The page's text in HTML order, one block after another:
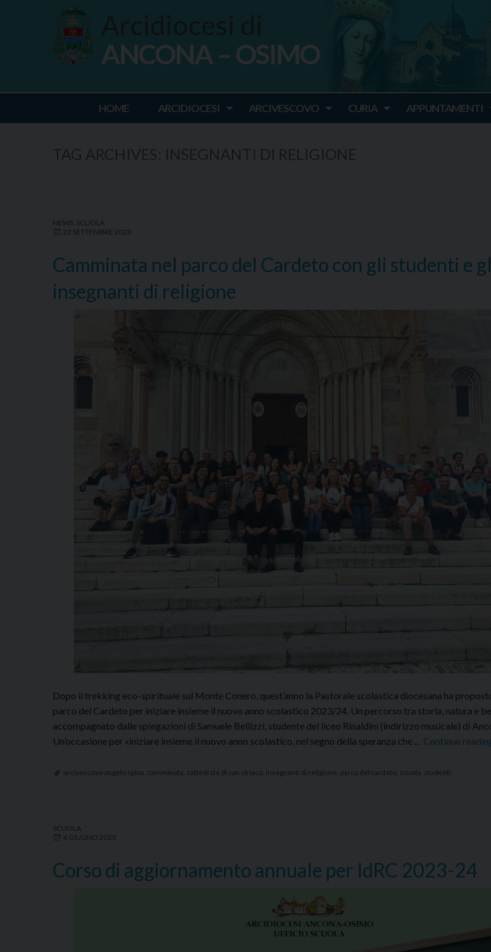
Ancona Osimo
ANCONA – OSIMO
HOME ARCIDIOCESI ARCIVESCOVO CURIA APPUNTAMENTI
NEWS SCUOLA
23 SETTEMBRE 2023
Camminata nel parco del Cardeto con gli studenti e
insegnanti di religione
Dopo il trekking eco-spirituale sul Monte Conero, quest’anno la Pastorale scolastica diocesana ha
parco del Cardeto per iniziare insieme il nuovo anno scolastico 2023/24. Un percorso tra storia, natura e
accompagnato dalle spiegazioni di Samuele Bellizzi, studente del liceo Rinaldini (indirizzo musicale) di
Un’occasione per «iniziare insieme il nuovo anno scolastico, nel segno della speranza che … Continue
arcivescovo angelo spina camminata cattedrale di san ciriaco insegnanti di religione parco del cardeto scuola studenti
SCUOLA
6 GIUGNO 2023
Corso di aggiornamento annuale per IdRC 2023-24